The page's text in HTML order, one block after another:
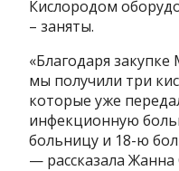
Кислородом
– заняты.
«Благодаря
мы получили три
которые уже
инфекционную
больницу и 18-ю
— рассказала